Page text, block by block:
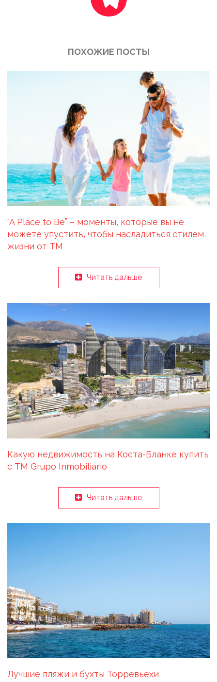
ПОХОЖИЕ ПОСТЫ
“A Place to Be” – моменты, которые вы не
можете упустить, чтобы насладиться стилем
жизни от ТМ
Читать дальше
Какую недвижимость на Коста-Бланке купить
с ТМ Grupo Inmobiliario
Читать дальше
Лучшие пляжи и бухты Торревьехи